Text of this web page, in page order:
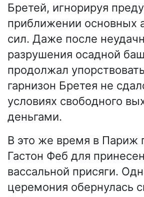
Бретей, игнорируя
приближении основных
сил. Даже после
разрушения осадной
продолжал
гарнизон Бретея не
условиях свободного
деньгами.
В это же время в Париж
Гастон Феб для
вассальной присяги.
церемония обернулась